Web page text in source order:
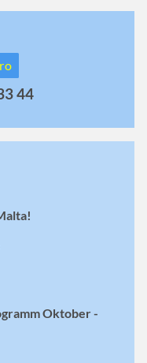
44
Oktober -